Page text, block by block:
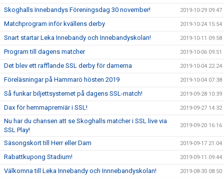
Skoghalls Innebandys Föreningsdag 30 november! 2019-10-29 09:47
Matchprogram inför kvällens derby 2019-10-24 15:54
Snart startar Leka Innebandy och Innebandyskolan! 2019-10-11 09:58
Program till dagens matcher 2019-10-06 09:51
Det blev ett rafflande SSL derby för damerna 2019-10-04 22:24
Föreläsningar på Hammarö hösten 2019 2019-10-04 07:38
Så funkar biljettsystemet på dagens SSL-match! 2019-09-28 10:39
Dax för hemmapremiär i SSL! 2019-09-27 14:32
Nu har du chansen att se Skoghalls matcher i SSL live via
SSL Play!
2019-09-20 16:16
Säsongskort till Herr eller Dam 2019-09-17 21:04
Rabattkupong Stadium! 2019-09-11 09:44
Välkomna till Leka Innebandy och Innnebandyskolan! 2019-08-30 08:50